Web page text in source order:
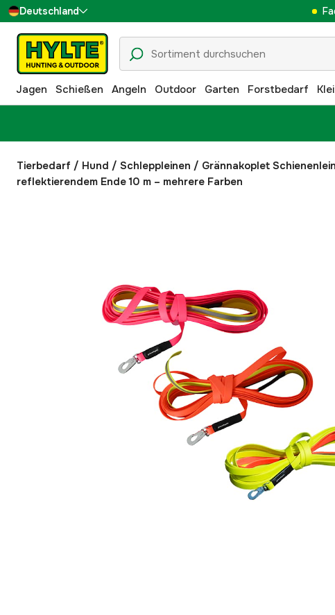
Deutschland
Sverige
Danmark
Suomi
Jagen Schießen Angeln Outdoor Garten Forstbedarf
Tierbedarf / Hund / Schleppleinen / Grännakoplet
reflektierendem Ende 10 m – mehrere Farben